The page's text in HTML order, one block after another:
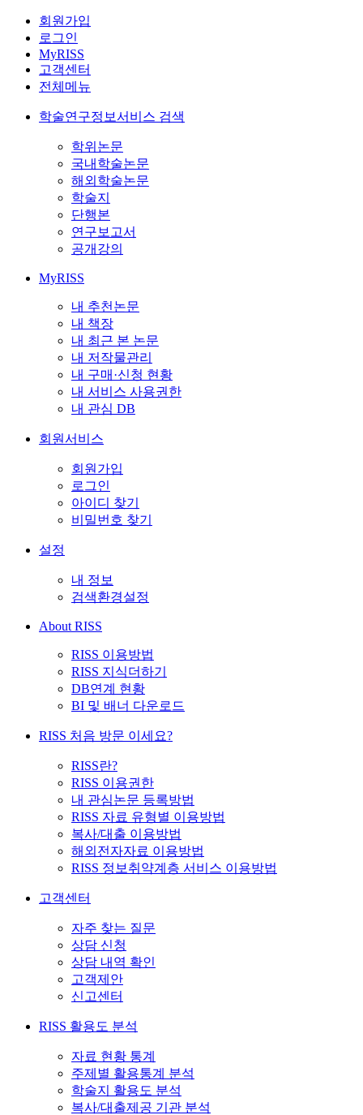
회원가입
로그인
MyRISS
고객센터
전체메뉴
학술연구정보서비스 검색
학위논문
국내학술논문
해외학술논문
학술지
단행본
연구보고서
공개강의
MyRISS
내 추천논문
내 책장
내 최근 본 논문
내 저작물관리
내 구매·신청 현황
내 서비스 사용권한
내 관심 DB
회원서비스
회원가입
로그인
아이디 찾기
비밀번호 찾기
설정
내 정보
검색환경설정
About RISS
RISS 이용방법
RISS 지식더하기
DB연계 현황
BI 및 배너 다운로드
RISS 처음 방문 이세요?
RISS란?
RISS 이용권한
내 관심논문 등록방법
RISS 자료 유형별 이용방법
복사/대출 이용방법
해외전자자료 이용방법
RISS 정보취약계층 서비스 이용방법
고객센터
자주 찾는 질문
상담 신청
상담 내역 확인
고객제안
신고센터
RISS 활용도 분석
자료 현황 통계
주제별 활용통계 분석
학술지 활용도 분석
복사/대출제공 기관 분석